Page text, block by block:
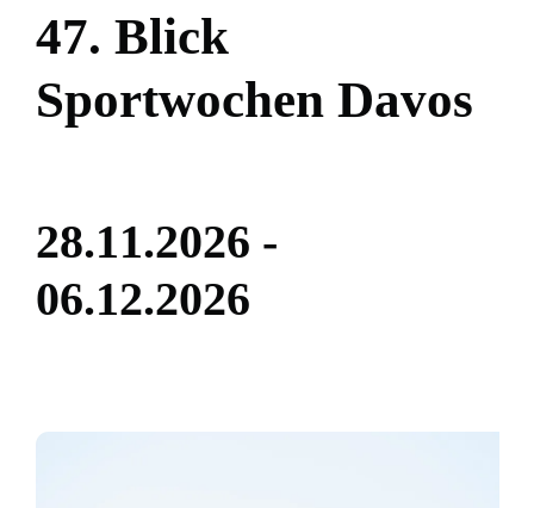
47. Blick
Sportwochen Davos
28.11.2026 -
06.12.2026